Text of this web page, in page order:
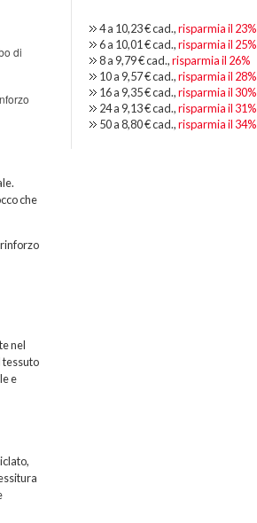
4 a 10,23 €cad.,risparmia il 23%
6 a 10,01 €cad.,risparmia il 25%
8 a 9,79 €cad.,risparmia il 26%
10 a 9,57 €cad.,risparmia il 28%
16 a 9,35 €cad.,risparmia il 30%
24 a 9,13 €cad.,risparmia il 31%
50 a8,80 €cad.,risparmia il 34%
di
che
nel
tessuto
e